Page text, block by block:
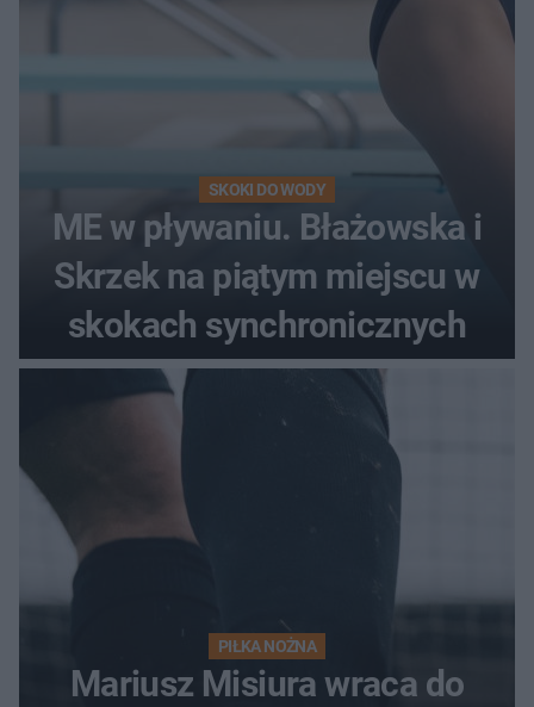
SKOKI DO WODY
ME w pływaniu. Błażowska i
Skrzek na piątym miejscu w
skokach synchronicznych
PIŁKA NOŻNA
Mariusz Misiura wraca do